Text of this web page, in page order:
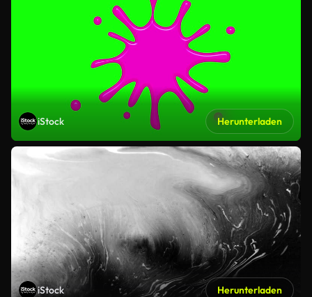
iStock Herunterladen
iStock Herunterladen